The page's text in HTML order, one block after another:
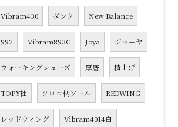
Vibram430 ダンク New Balance
992 Vibram893C Joya ジョーヤ
ウォーキングシューズ 厚底 積上げ
TOPY社 クロコ柄ソール REDWING
レッドウィング Vibram4014白